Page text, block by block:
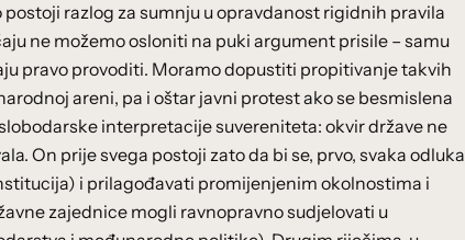
razlog za sumnju u opravdanost rigidnih pravila
ne možemo osloniti na puki argument prisile – samu
pravo provoditi. Moramo dopustiti propitivanje takvih
areni, pa i oštar javni protest ako se besmislena
interpretacije suvereniteta: okvir države ne
On prije svega postoji zato da bi se, prvo, svaka odluka
i prilagođavati promijenjenim okolnostima i
zajednice mogli ravnopravno sudjelovati u